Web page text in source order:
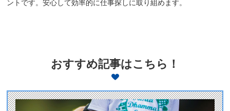
ントです。安心して効率的に仕事探しに取り組めます。
おすすめ記事はこちら！